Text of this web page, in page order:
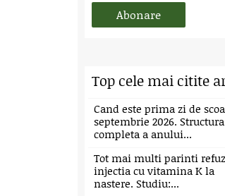
Top cele mai citite
Cand este prima zi de
septembrie 2026. Structura
completa a anului...
Tot mai multi parinti
injectia cu vitamina K la
nastere. Studiu:...